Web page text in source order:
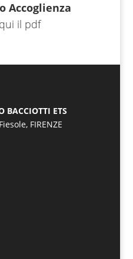
Accoglienza
il pdf
BACCIOTTI ETS
FIRENZE